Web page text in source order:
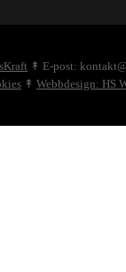
↟ E-post:
↟ Webbdesign: HS